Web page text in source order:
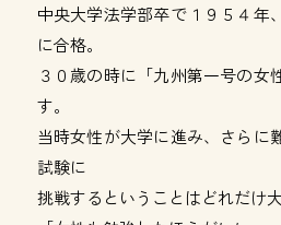
中央大学法学部卒で１９５４年
に合格。
３０歳の時に「九州第一号の女
す。
当時女性が大学に進み、さらに
試験に
挑戦するということはどれだけ